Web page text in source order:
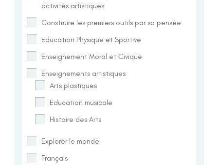
activités artistiques
Construire les premiers outils par sa pensée
Education Physique et Sportive
Enseignement Moral et Civique
Enseignements artistiques
Arts plastiques
Education musicale
Histoire des Arts
Explorer le monde
Français